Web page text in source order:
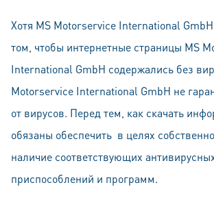
Хотя MS Motorservice International GmbH
том, чтобы интeрнeтные страницы MS
International GmbH содержались бeз
Motorservice International GmbH не
от вирусов. Перед тем, как скачать
обязаны обеспечить в целях
наличие соответствующих
приспособлений и программ.